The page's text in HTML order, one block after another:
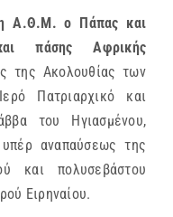
Α.Θ.Μ. ο Πάπας και
πάσης Αφρικής
της Ακολουθίας των
Πατριαρχικό και
του Ηγιασμένου,
αναπαύσεως της
και πολυσεβάστου
Ειρηναίου.